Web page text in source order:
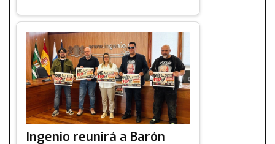
Ingenio reunirá a Barón